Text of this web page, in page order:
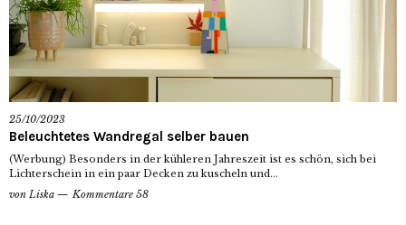
25/10/2023
Beleuchtetes Wandregal selber bauen
(Werbung) Besonders in der kühleren Jahreszeit ist es schön, sich bei
Lichterschein in ein paar Decken zu kuscheln und...
von Liska Kommentare 58